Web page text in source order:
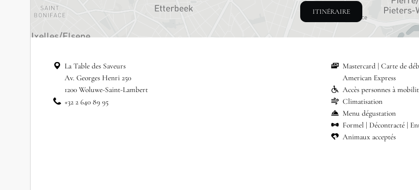
ITINÉRAIRE
La Table des Saveurs
Av. Georges Henri 250
1200 Woluwe-Saint-Lambert
+32 2 640 89 95
Mastercard Carte de
American Express
Accès personnes à
Climatisation
Menu dégustation
Formel
Décontracté
Animaux acceptés